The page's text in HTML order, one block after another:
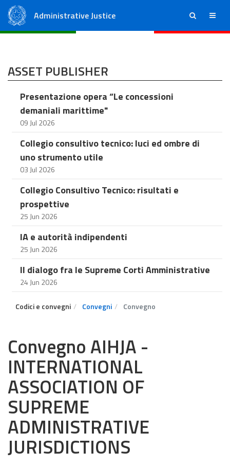
Administrative Justice ricerca menu
ASSET PUBLISHER
Presentazione opera “Le concessioni
demaniali marittime"
09 Jul 2026
Collegio consultivo tecnico: luci ed ombre di
uno strumento utile
03 Jul 2026
Collegio Consultivo Tecnico: risultati e
prospettive
25 Jun 2026
IA e autorità indipendenti
25 Jun 2026
Il dialogo fra le Supreme Corti Amministrative
24 Jun 2026
Codici e convegni Convegni Convegno
Convegno AIHJA -
INTERNATIONAL
ASSOCIATION OF
SUPREME
ADMINISTRATIVE
JURISDICTIONS